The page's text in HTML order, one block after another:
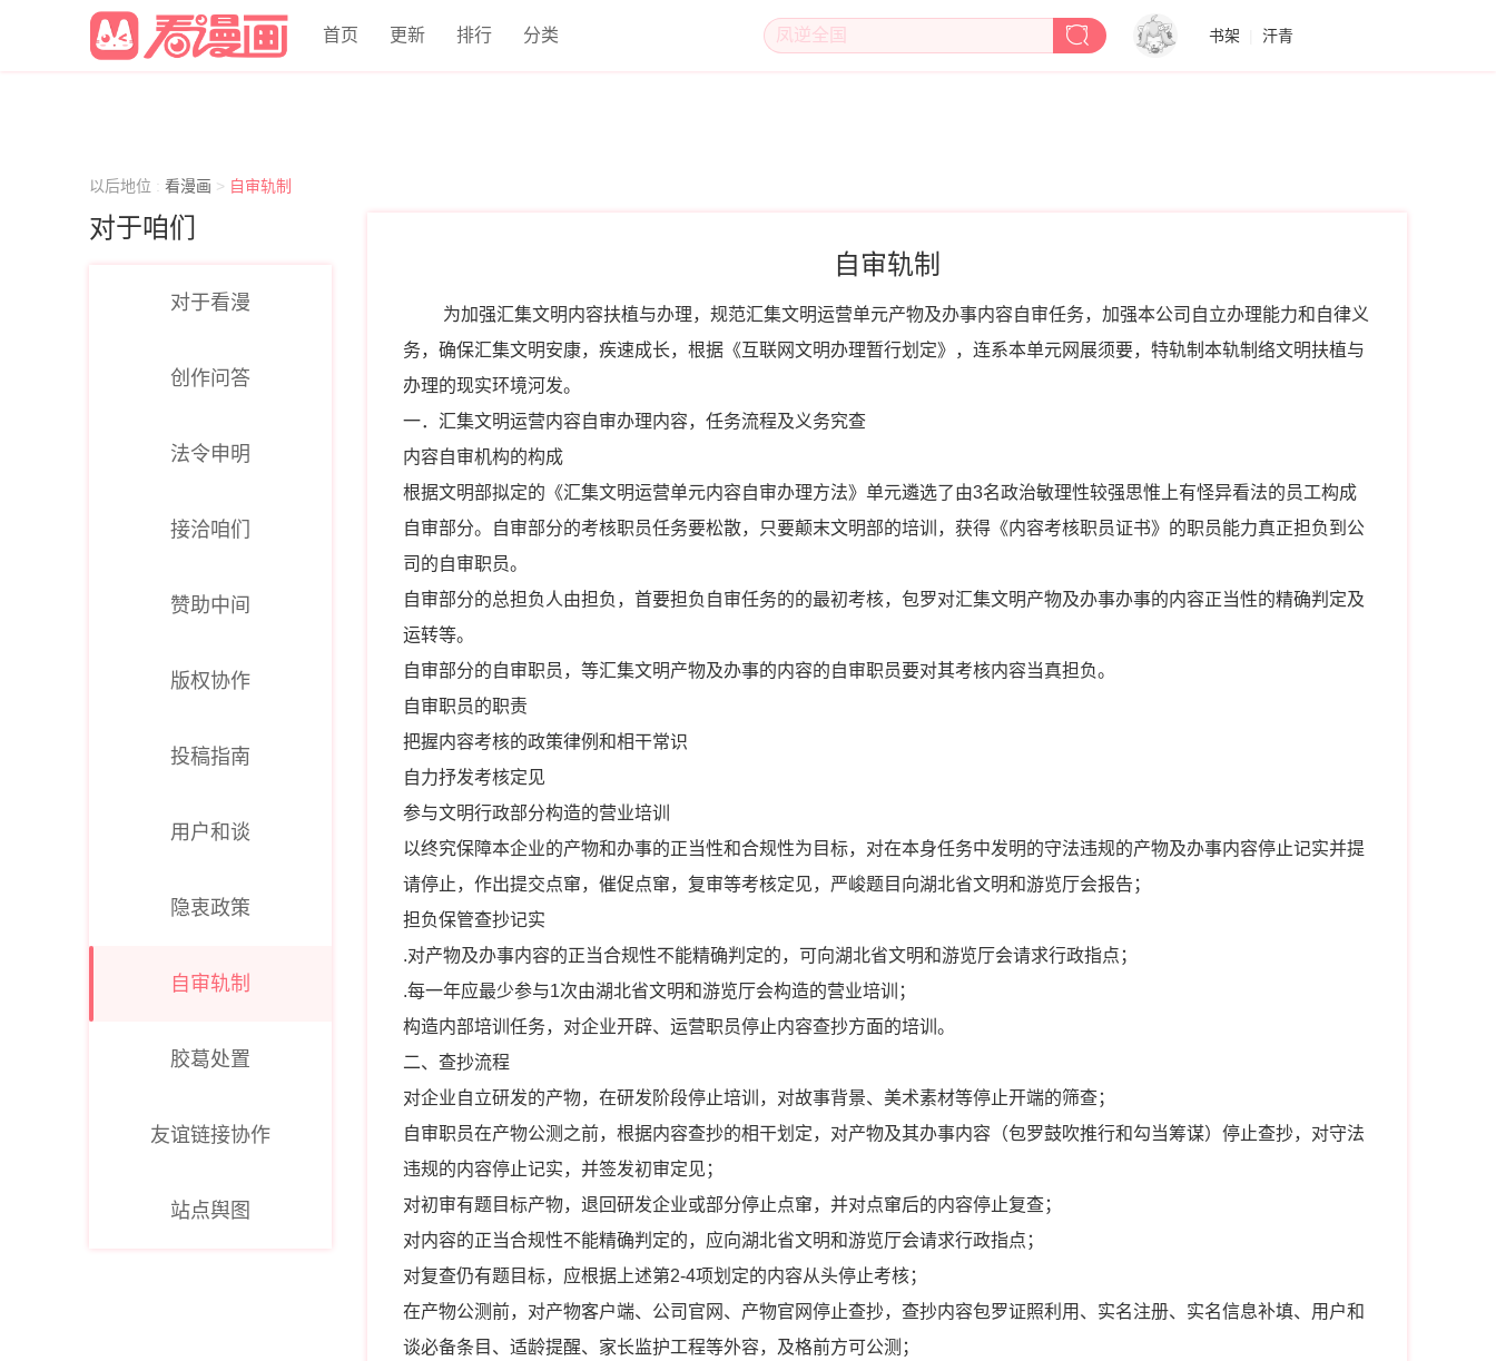
蛙漫|漫蛙漫画（网页入口） 书架 汗青
首页 更新 排行 分类
以后地位 : 看漫画 > 自审轨制
对于咱们
对于看漫
创作问答
法令申明
接洽咱们
赞助中间
版权协作
投稿指南
用户和谈
隐衷政策
自审轨制
胶葛处置
友谊链接协作
站点舆图
自审轨制
为加强汇集文明内容扶植与办理，规范汇集文明运营单元产物及办事内容自审任务，加强本公司自立办理能力和自律义
务，确保汇集文明安康，疾速成长，根据《互联网文明办理暂行划定》，连系本单元网展须要，特轨制本轨制络文明扶植与
办理的现实环境河发。
一．汇集文明运营内容自审办理内容，任务流程及义务究查
内容自审机构的构成
根据文明部拟定的《汇集文明运营单元内容自审办理方法》单元遴选了由3名政治敏理性较强思惟上有怪异看法的员工构成
自审部分。自审部分的考核职员任务要松散，只要颠末文明部的培训，获得《内容考核职员证书》的职员能力真正担负到公
司的自审职员。
自审部分的总担负人由担负，首要担负自审任务的的最初考核，包罗对汇集文明产物及办事办事的内容正当性的精确判定及
运转等。
自审部分的自审职员，等汇集文明产物及办事的内容的自审职员要对其考核内容当真担负。
自审职员的职责
把握内容考核的政策律例和相干常识
自力抒发考核定见
参与文明行政部分构造的营业培训
以终究保障本企业的产物和办事的正当性和合规性为目标，对在本身任务中发明的守法违规的产物及办事内容停止记实并提
请停止，作出提交点窜，催促点窜，复审等考核定见，严峻题目向湖北省文明和游览厅会报告；
担负保管查抄记实
.对产物及办事内容的正当合规性不能精确判定的，可向湖北省文明和游览厅会请求行政指点；
.每一年应最少参与1次由湖北省文明和游览厅会构造的营业培训；
构造内部培训任务，对企业开辟、运营职员停止内容查抄方面的培训。
二、查抄流程
对企业自立研发的产物，在研发阶段停止培训，对故事背景、美术素材等停止开端的筛查；
自审职员在产物公测之前，根据内容查抄的相干划定，对产物及其办事内容（包罗鼓吹推行和勾当筹谋）停止查抄，对守法
违规的内容停止记实，并签发初审定见；
对初审有题目标产物，退回研发企业或部分停止点窜，并对点窜后的内容停止复查；
对内容的正当合规性不能精确判定的，应向湖北省文明和游览厅会请求行政指点；
对复查仍有题目标，应根据上述第2-4项划定的内容从头停止考核；
在产物公测前，对产物客户端、公司官网、产物官网停止查抄，查抄内容包罗证照利用、实名注册、实名信息补填、用户和
谈必备条目、适龄提醒、家长监护工程等外容，及格前方可公测；